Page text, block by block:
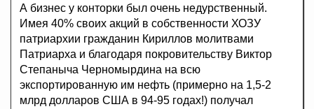
А бизнес у конторки был очень недурственный.
Имея 40% своих акций в собственности ХОЗУ
патриархии гражданин Кириллов молитвами
Патриарха и благодаря покровительству Виктор
Степаныча Черномырдина на всю
экспортированную им нефть (примерно на 1,5-2
млрд долларов США в 94-95 годах!) получал